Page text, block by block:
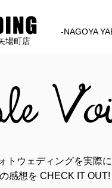
場町店
-NAGOYA
トウェディングを実際
感想を CHECK IT OUT!